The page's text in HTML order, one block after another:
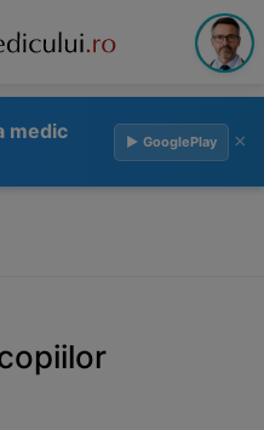
medic ▶ GooglePlay ×